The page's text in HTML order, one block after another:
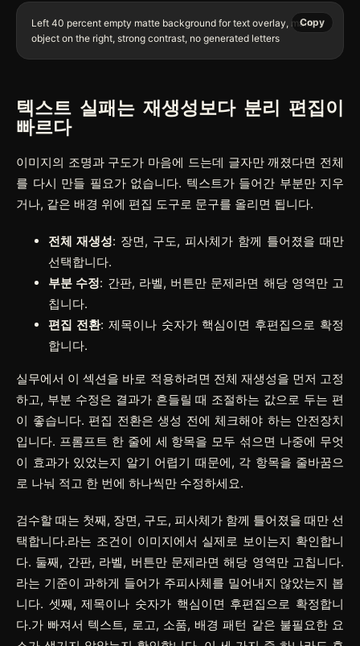
Left 40 percent empty matte background for text overlay, main Copy
텍스트 실패는 재생성보다 분리 편집이
빠르다
이미지의 조명과 구도가 마음에 드는데 글자만 깨졌다면 전체
를 다시 만들 필요가 없습니다. 텍스트가 들어간 부분만 지우
거나, 같은 배경 위에 편집 도구로 문구를 올리면 됩니다.
전체 재생성: 장면, 구도, 피사체가 함께 틀어졌을 때만
선택합니다.
부분 수정: 간판, 라벨, 버튼만 문제라면 해당 영역만 고
칩니다.
편집 전환: 제목이나 숫자가 핵심이면 후편집으로 확정
합니다.
실무에서 이 섹션을 바로 적용하려면 전체 재생성을 먼저 고정
하고, 부분 수정은 결과가 흔들릴 때 조절하는 값으로 두는 편
이 좋습니다. 편집 전환은 생성 전에 체크해야 하는 안전장치
입니다. 프롬프트 한 줄에 세 항목을 모두 섞으면 나중에 무엇
이 효과가 있었는지 알기 어렵기 때문에, 각 항목을 줄바꿈으
로 나눠 적고 한 번에 하나씩만 수정하세요.
검수할 때는 첫째, 장면, 구도, 피사체가 함께 틀어졌을 때만 선
택합니다.라는 조건이 이미지에서 실제로 보이는지 확인합니
다. 둘째, 간판, 라벨, 버튼만 문제라면 해당 영역만 고칩니다.
라는 기준이 과하게 들어가 주피사체를 밀어내지 않았는지 봅
니다. 셋째, 제목이나 숫자가 핵심이면 후편집으로 확정합니
다.가 빠져서 텍스트, 로고, 소품, 배경 패턴 같은 불필요한 요